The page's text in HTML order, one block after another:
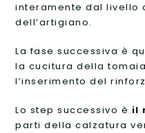
interamente dal livello
dell’artigiano.
La fase successiva è
la cucitura della
l’inserimento del
Lo step successivo è il
parti della calzatura